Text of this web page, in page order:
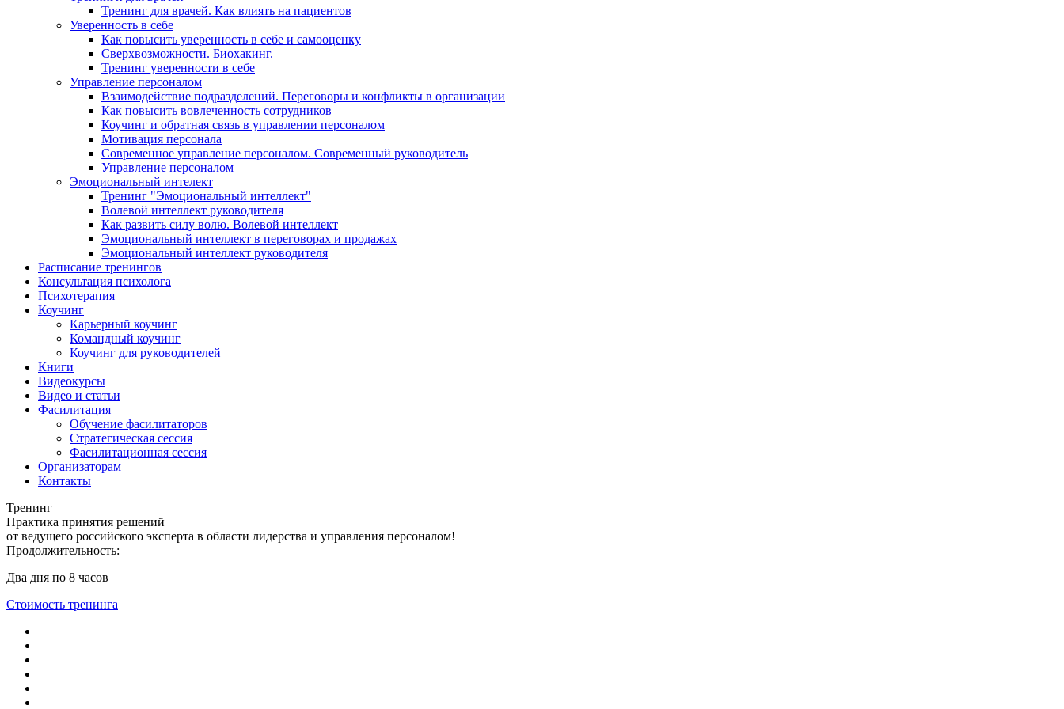
Тренинг для врачей. Как влиять на пациентов
Уверенность в себе
Как повысить уверенность в себе и самооценку
Сверхвозможности. Биохакинг.
Тренинг уверенности в себе
Управление персоналом
Взаимодействие подразделений. Переговоры и конфликты в организации
Как повысить вовлеченность сотрудников
Коучинг и обратная связь в управлении персоналом
Мотивация персонала
Современное управление персоналом. Современный руководитель
Управление персоналом
Эмоциональный интелект
Тренинг "Эмоциональный интеллект"
Волевой интеллект руководителя
Как развить силу волю. Волевой интеллект
Эмоциональный интеллект в переговорах и продажах
Эмоциональный интеллект руководителя
Расписание тренингов
Консультация психолога
Психотерапия
Коучинг
Карьерный коучинг
Командный коучинг
Коучинг для руководителей
Книги
Видеокурсы
Видео и статьи
Фасилитация
Обучение фасилитаторов
Стратегическая сессия
Фасилитационная сессия
Организаторам
Контакты
Тренинг
Практика принятия решений
от ведущего российского эксперта в области лидерства и управления персоналом!
Продолжительность:
Два дня по 8 часов
Стоимость тренинга